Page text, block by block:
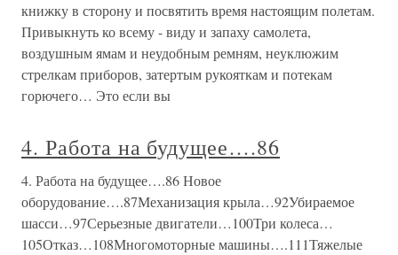
книжку в сторону и посвятить время настоящим полетам.
Привыкнуть ко всему - виду и запаху самолета,
воздушным ямам и неудобным ремням, неуклюжим
стрелкам приборов, затертым рукояткам и потекам
горючего… Это если вы
4. Работа на будущее….86
4. Работа на будущее….86 Новое
оборудование….87Механизация крыла…92Убираемое
шасси…97Серьезные двигатели…100Три колеса…
105Отказ…108Многомоторные машины….111Тяжелые